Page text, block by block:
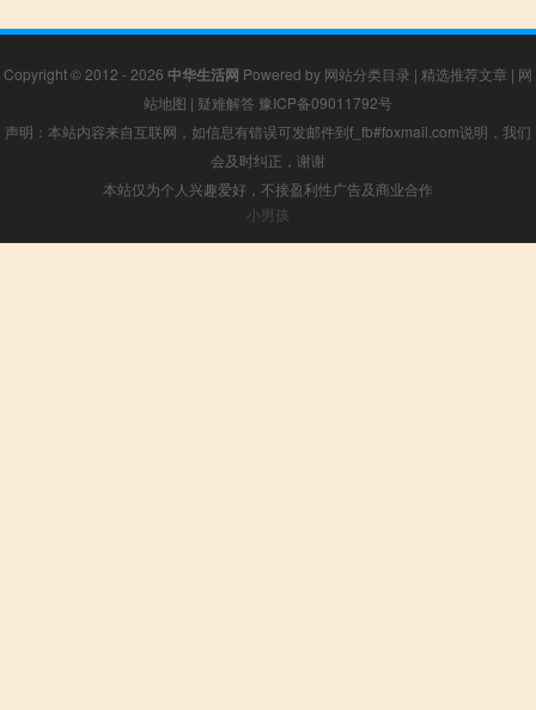
Copyright © 2012 - 2026 中华生活网 Powered by 网站分类目录 | 精选推荐文章 | 网
站地图 | 疑难解答 豫ICP备09011792号
声明：本站内容来自互联网，如信息有错误可发邮件到f_fb#foxmail.com说明，我们
会及时纠正，谢谢
本站仅为个人兴趣爱好，不接盈利性广告及商业合作
小男孩